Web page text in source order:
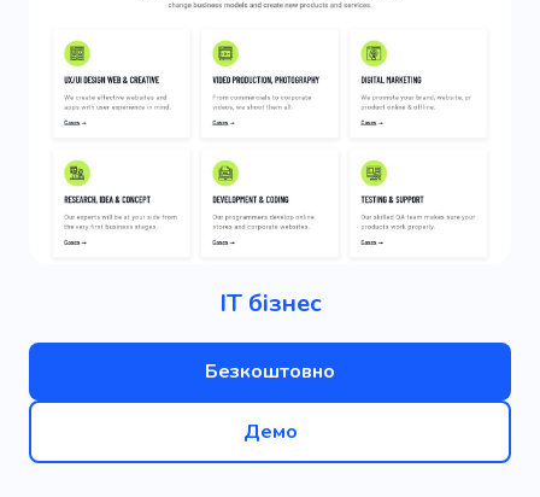
ІТ бізнес
Безкоштовно
Демо